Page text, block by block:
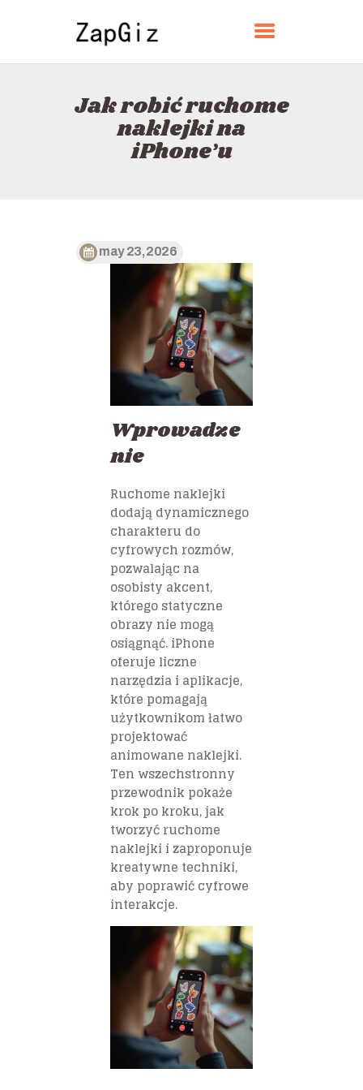
Jak robić ruchome
naklejki na
iPhone’u
ZAPGIZ
DOM
KONTAKT
may 23, 2026
Wprowadze
nie
Ruchome naklejki
dodają dynamicznego
charakteru do
cyfrowych rozmów,
pozwalając na
osobisty akcent,
którego statyczne
obrazy nie mogą
osiągnąć. iPhone
oferuje liczne
narzędzia i aplikacje,
które pomagają
użytkownikom łatwo
projektować
animowane naklejki.
Ten wszechstronny
przewodnik pokaże
krok po kroku, jak
tworzyć ruchome
naklejki i zaproponuje
kreatywne techniki,
aby poprawić cyfrowe
interakcje.